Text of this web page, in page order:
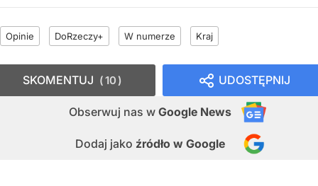
Opinie DoRzeczy+ W numerze Kraj
UDOSTĘPNIJ
Obserwuj nas w Google News
Dodaj jako źródło w Google
SKOMENTUJ 10